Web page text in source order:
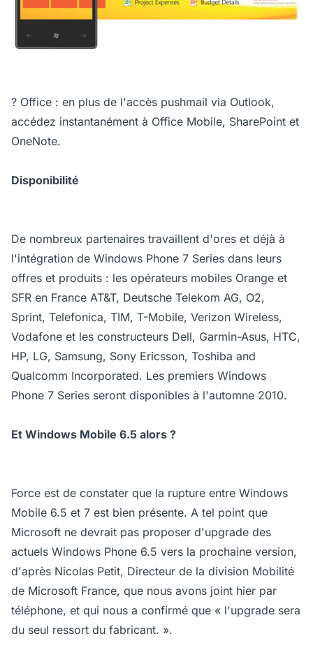
? Office : en plus de l'accès pushmail via Outlook,
accédez instantanément à Office Mobile, SharePoint et
OneNote.
Disponibilité
De nombreux partenaires travaillent d'ores et déjà à
l'intégration de Windows Phone 7 Series dans leurs
offres et produits : les opérateurs mobiles Orange et
SFR en France AT&T, Deutsche Telekom AG, O2,
Sprint, Telefonica, TIM, T-Mobile, Verizon Wireless,
Vodafone et les constructeurs Dell, Garmin-Asus, HTC,
HP, LG, Samsung, Sony Ericsson, Toshiba and
Qualcomm Incorporated. Les premiers Windows
Phone 7 Series seront disponibles à l'automne 2010.
Et Windows Mobile 6.5 alors ?
Force est de constater que la rupture entre Windows
Mobile 6.5 et 7 est bien présente. A tel point que
Microsoft ne devrait pas proposer d'upgrade des
actuels Windows Phone 6.5 vers la prochaine version,
d'après Nicolas Petit, Directeur de la division Mobilité
de Microsoft France, que nous avons joint hier par
téléphone, et qui nous a confirmé que « l'upgrade sera
du seul ressort du fabricant. ».